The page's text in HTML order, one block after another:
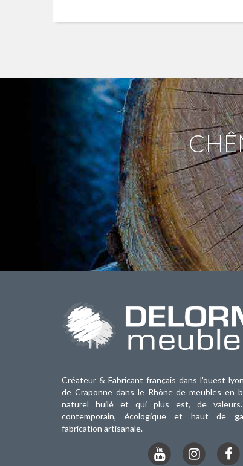
Créateur & Fabricant français dans l'ouest
de Craponne dans le Rhône de meubles en
naturel huilé et qui plus est, de valeurs.
contemporain, écologique et haut de
fabrication artisanale.